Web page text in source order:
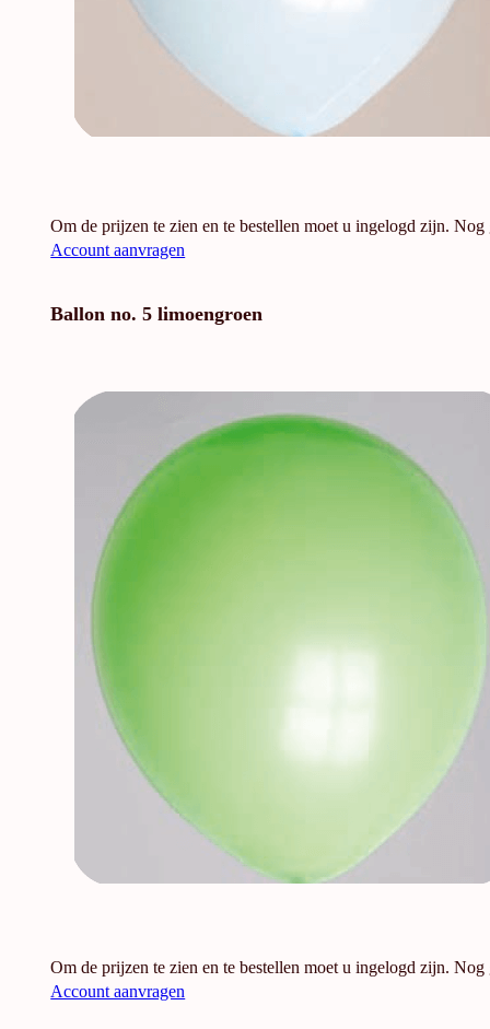
Om de prijzen te zien en te bestellen moet u ingelogd zijn. Nog
Account aanvragen
Ballon no. 5 limoengroen
Om de prijzen te zien en te bestellen moet u ingelogd zijn. Nog
Account aanvragen